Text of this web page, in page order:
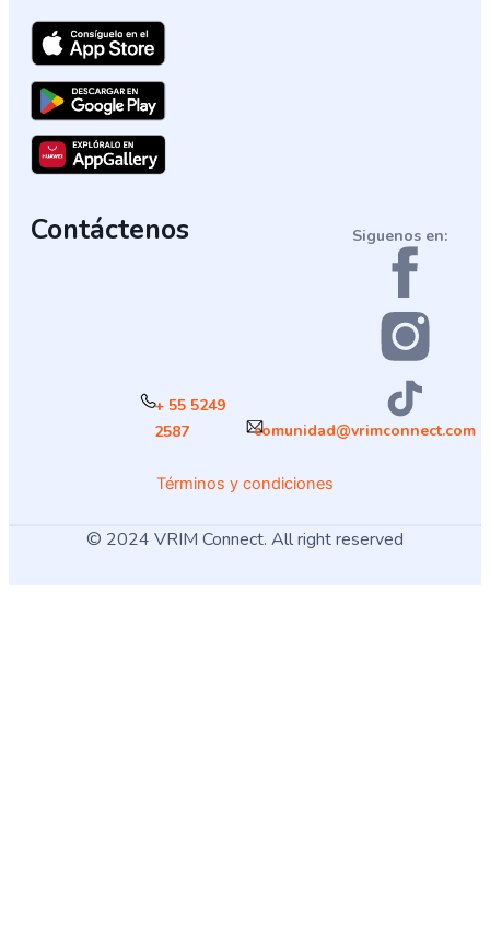
Contáctenos
+ 55 5249
2587
comunidad@vrimconnect.com
Siguenos en:
Términos y condiciones
© 2024 VRIM Connect. All right reserved